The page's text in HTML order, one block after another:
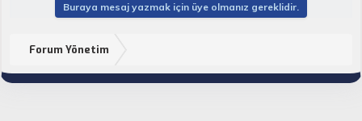
Buraya mesaj yazmak için üye olmanız gereklidir.
Forum Yönetim